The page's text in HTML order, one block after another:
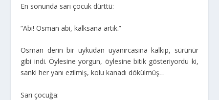
En sonunda sarı çocuk dürttü:
“Abi! Osman abi, kalksana artık.”
Osman derin bir uykudan uyanırcasına kalkıp, sürünür
gibi indi. Öylesine yorgun, öylesine bitik gösteriyordu ki,
sanki her yanı ezilmiş, kolu kanadı dökülmüş…
Sarı çocuğa: